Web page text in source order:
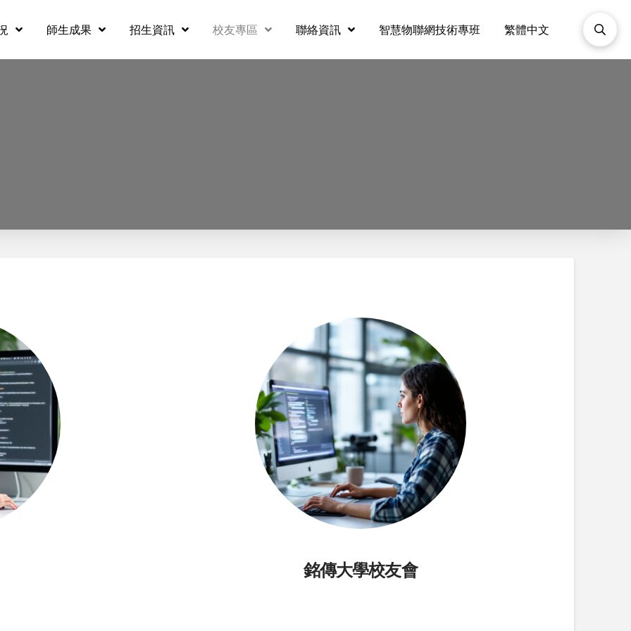
師生成果 招生資訊 校友專區 聯絡資訊 智慧物聯網技術專班 繁體中文
銘傳大學校友會